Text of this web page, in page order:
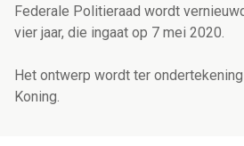
Federale Politieraad wordt
vier jaar, die ingaat op 7 mei 2020.
Het ontwerp wordt ter
Koning.